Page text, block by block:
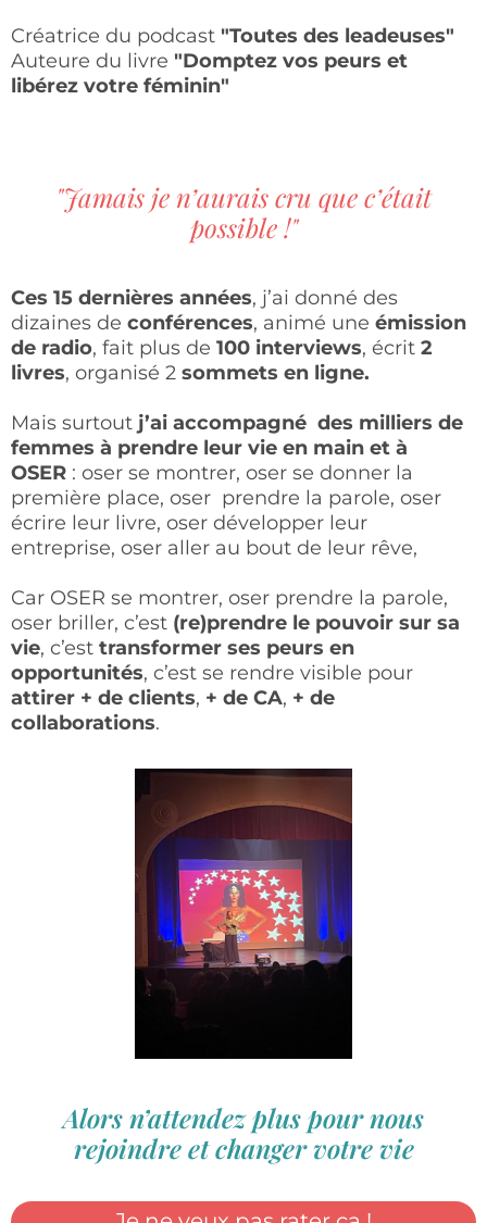
Créatrice du podcast "Toutes des leadeuses"
Auteure du livre "Domptez vos peurs et
libérez votre féminin"
"Jamais je n’aurais cru que c’était
possible !"
Ces 15 dernières années, j’ai donné des
dizaines de conférences, animé une émission
de radio, fait plus de 100 interviews, écrit 2
livres, organisé 2 sommets en ligne.
Mais surtout j’ai accompagné des milliers de
femmes à prendre leur vie en main et à
OSER : oser se montrer, oser se donner la
première place, oser prendre la parole, oser
écrire leur livre, oser développer leur
entreprise, oser aller au bout de leur rêve,
Car OSER se montrer, oser prendre la parole,
oser briller, c’est (re)prendre le pouvoir sur sa
vie, c’est transformer ses peurs en
opportunités, c’est se rendre visible pour
attirer + de clients, + de CA, + de
collaborations.
Alors n’attendez plus pour nous
rejoindre et changer votre vie